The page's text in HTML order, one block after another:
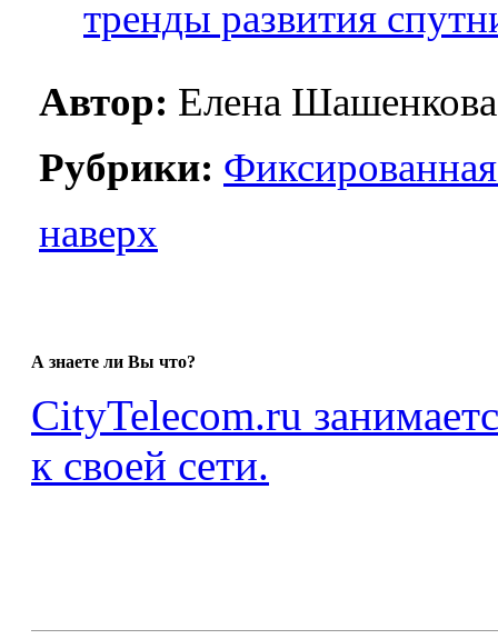
тренды развития
Автор: Елена
Рубрики: Фиксированная
наверх
А знаете ли Вы что?
CityTelecom.ru
к своей сети.